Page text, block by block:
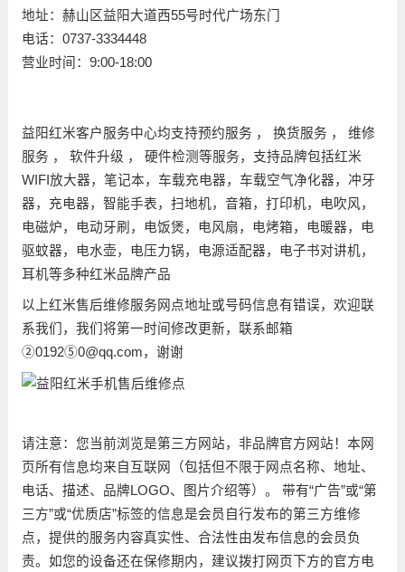
地址：赫山区益阳大道西55号时代广场东门
电话：0737-3334448
营业时间：9:00-18:00
益阳红米客户服务中心均支持预约服务 ， 换货服务 ， 维修
服务 ， 软件升级 ， 硬件检测等服务，支持品牌包括红米
WIFI放大器，笔记本，车载充电器，车载空气净化器，冲牙
器，充电器，智能手表，扫地机，音箱，打印机，电吹风，
电磁炉，电动牙刷，电饭煲，电风扇，电烤箱，电暖器，电
驱蚊器，电水壶，电压力锅，电源适配器，电子书对讲机，
耳机等多种红米品牌产品
以上红米售后维修服务网点地址或号码信息有错误，欢迎联
系我们，我们将第一时间修改更新，联系邮箱
②0192⑤0@qq.com，谢谢
请注意：您当前浏览是第三方网站，非品牌官方网站！本网
页所有信息均来自互联网（包括但不限于网点名称、地址、
电话、描述、品牌LOGO、图片介绍等）。 带有“广告”或“第
三方”或“优质店”标签的信息是会员自行发布的第三方维修
点，提供的服务内容真实性、合法性由发布信息的会员负
责。如您的设备还在保修期内，建议拨打网页下方的官方电